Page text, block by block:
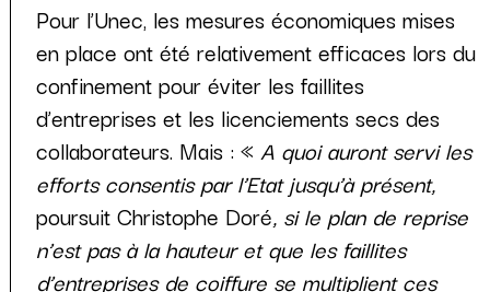
Pour l’Unec, les mesures économiques mises
en place ont été relativement efficaces lors du
confinement pour éviter les faillites
d’entreprises et les licenciements secs des
collaborateurs. Mais : «A quoi auront servi les
efforts consentis par l’Etat jusqu’à présent,
poursuit Christophe Doré, si le plan de reprise
n’est pas à la hauteur et que les faillites
d’entreprises de coiffure se multiplient ces